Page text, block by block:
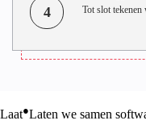
4 Tot slot tekenen
Laat●Laten we samen